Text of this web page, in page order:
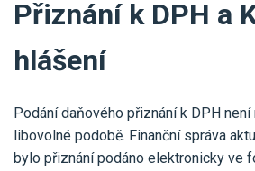
Přiznání k DPH a
hlášení
Podání daňového přiznání k DPH
libovolné podobě. Finanční správa
bylo přiznání podáno elektronicky ve